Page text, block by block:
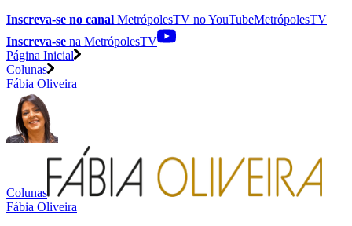
Inscreva-se no canal MetrópolesTV noYouTubeMetrópolesTV
Inscreva-se na MetrópolesTV
Página Inicial
Colunas
Fábia Oliveira
Colunas
Fábia Oliveira